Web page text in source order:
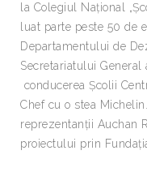
la Colegiul Național
luat parte peste 50 de
Departamentului de
Secretariatului General
conducerea Școlii
Chef cu o stea
reprezentanții Auchan
proiectului prin